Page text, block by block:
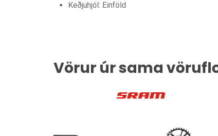
Keðjuhjól: Einföld
Vörur úr sama